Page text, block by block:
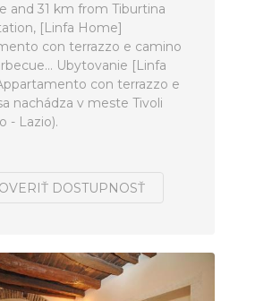
and 31 km from Tiburtina
[Linfa Home]
con terrazzo e camino
Ubytovanie [Linfa
con terrazzo e
nachádza v meste Tivoli
- Lazio).
OVERIŤ DOSTUPNOSŤ